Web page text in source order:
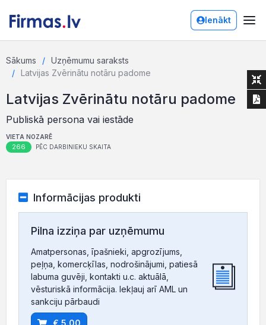
Ienākt
Sākums
Uzņēmumu saraksts
Latvijas Zvērinātu notāru padome
Latvijas Zvērinātu notāru padome
Publiskā persona vai iestāde
VIETA NOZARĒ
266 PĒC DARBINIEKU SKAITA
Informācijas produkti
Pilna izziņa par uzņēmumu
Amatpersonas, īpašnieki, apgrozījums,
peļņa, komercķīlas, nodrošinājumi, patiesā
labuma guvēji, kontakti u.c. aktuālā,
vēsturiskā informācija. Iekļauj arī AML un
sankciju pārbaudi
€ 5.00